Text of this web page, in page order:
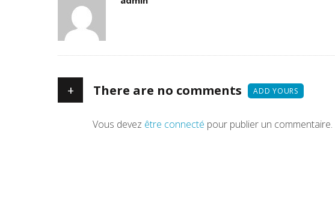
+ There are no comments ADD YOURS
Vous devez être connecté pour publier un commentaire.